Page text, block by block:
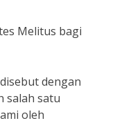
Melitus bagi
dengan
salah satu
oleh